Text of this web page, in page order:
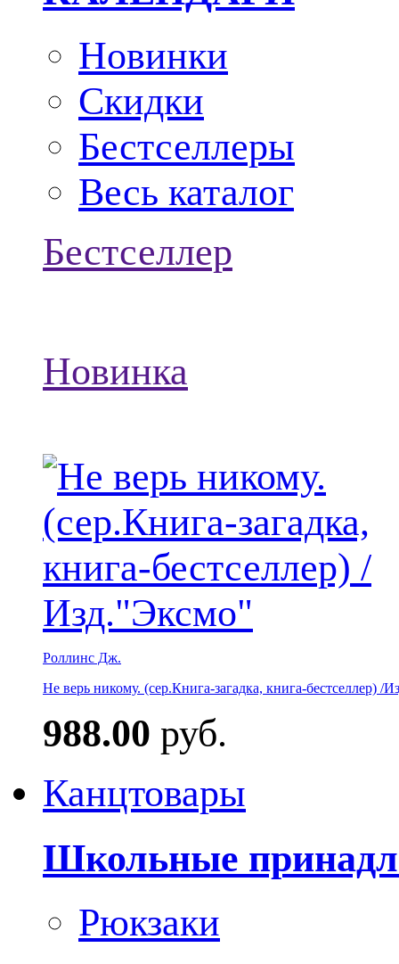
Новинки
Скидки
Бестселлеры
Весь каталог
Бестселлер
Новинка
Роллинс Дж.
Не верь никому. (сер.Книга-загадка, книга-бестселлер) /
988.00 руб.
Канцтовары
Школьные
Рюкзаки